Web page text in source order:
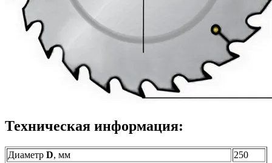
Техническая информация:
Диаметр D, мм
250